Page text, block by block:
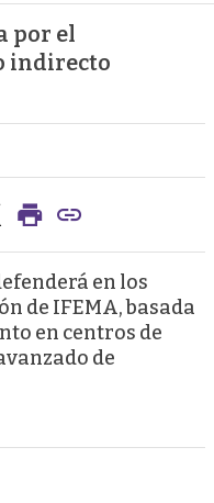
por el
indirecto
en los
de IFEMA, basada
en centros de
de